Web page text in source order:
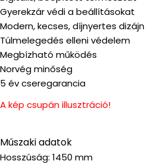
Gyerekzár védi a beállításokat
Modern, kecses, díjnyertes dizájn
Túlmelegedés elleni védelem
Megbízható működés
Norvég minőség
5 év cseregarancia
A kép csupán illusztráció!
Műszaki adatok
Hosszúság: 1450 mm